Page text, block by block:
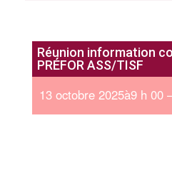
Réunion information
PRÉFOR ASS/TISF
13 octobre 2025à9 h 00